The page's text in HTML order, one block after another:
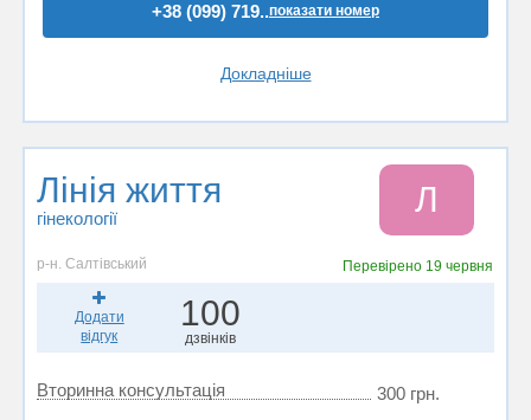
+38 (099) 719..показати номер
Докладніше
Лінія життя
гінекології Л
р-н. Салтівський Перевірено 19 червня
Додати
відгук
100
дзвінків
Вторинна консультація 300 грн.